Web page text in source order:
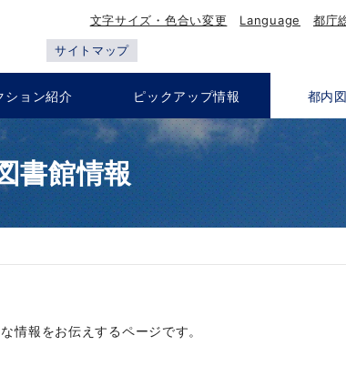
文字サイズ・色合い変更 Language 都庁
サイトマップ
ション紹介 ピックアップ情報 都内
書館情報
情報をお伝えするページです。